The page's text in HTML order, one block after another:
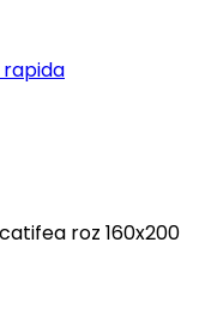
rapida
roz 160x200